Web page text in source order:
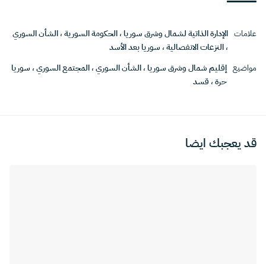
علامات الإدارة الذاتية لشمال وشرق سوريا،الحكومة السورية،الشأن السوري
،النزعات الانفصالية، سوريا بعد الأسد
مواضيع إقليم شمال وشرق سوريا،الشأن السوري،المجتمع السوري، سوريا
حرة، قسد
قد يعجبك ايضا